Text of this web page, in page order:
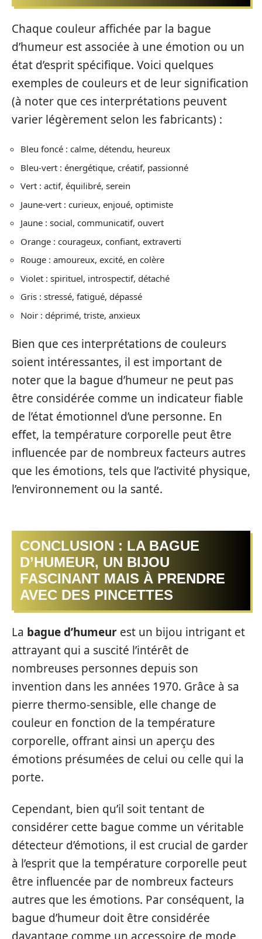
Chaque couleur affichée par la bague
d’humeur est associée à une émotion ou un
état d’esprit spécifique. Voici quelques
exemples de couleurs et de leur signification
(à noter que ces interprétations peuvent
varier légèrement selon les fabricants) :
Bleu foncé : calme, détendu, heureux
Bleu-vert : énergétique, créatif, passionné
Vert : actif, équilibré, serein
Jaune-vert : curieux, enjoué, optimiste
Jaune : social, communicatif, ouvert
Orange : courageux, confiant, extraverti
Rouge : amoureux, excité, en colère
Violet : spirituel, introspectif, détaché
Gris : stressé, fatigué, dépassé
Noir : déprimé, triste, anxieux
Bien que ces interprétations de couleurs
soient intéressantes, il est important de
noter que la bague d’humeur ne peut pas
être considérée comme un indicateur fiable
de l’état émotionnel d’une personne. En
effet, la température corporelle peut être
influencée par de nombreux facteurs autres
que les émotions, tels que l’activité physique,
l’environnement ou la santé.
CONCLUSION : LA BAGUE
D’HUMEUR, UN BIJOU
FASCINANT MAIS À PRENDRE
AVEC DES PINCETTES
La bague d’humeur est un bijou intrigant et
attrayant qui a suscité l’intérêt de
nombreuses personnes depuis son
invention dans les années 1970. Grâce à sa
pierre thermo-sensible, elle change de
couleur en fonction de la température
corporelle, offrant ainsi un aperçu des
émotions présumées de celui ou celle qui la
porte.
Cependant, bien qu’il soit tentant de
considérer cette bague comme un véritable
détecteur d’émotions, il est crucial de garder
à l’esprit que la température corporelle peut
être influencée par de nombreux facteurs
autres que les émotions. Par conséquent, la
bague d’humeur doit être considérée